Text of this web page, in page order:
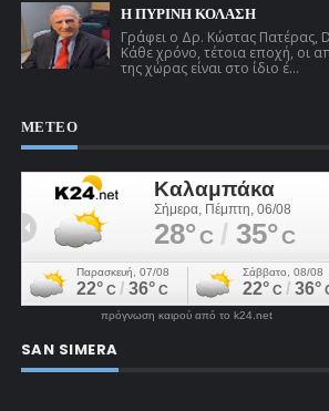
Η ΠΥΡΙΝΗ ΚΟΛΑΣΗ
Γράφει ο Δρ. Κώστας Πατέρας, D
Κάθε χρόνο, τέτοια εποχή, οι
της χώρας είναι στο ίδιο έ...
ΜΕΤΕΟ
πρόγνωση καιρού από το k24.net
SAN SIMERA